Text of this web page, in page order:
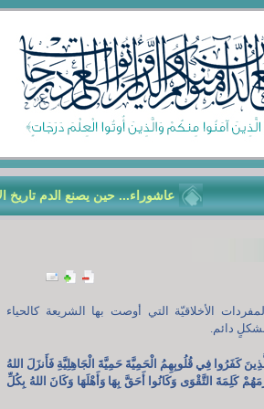
عاشوراء... حين يصنع الدم تاريخ
الأخلاقيّة التي أوصت بها الشريعة كالحياء
بشكلٍ دائم.
كَفَرُوا فِي قُلُوبِهِمُ الْحَمِيَّةَ حَمِيَّةَ الْجَاهِلِيَّةِ فَأَنزَلَ اللهُ
كَلِمَةَ التَّقْوَى وَكَانُوا أَحَقَّ بِهَا وَأَهْلَهَا وَكَانَ اللهُ بِكُلِّ